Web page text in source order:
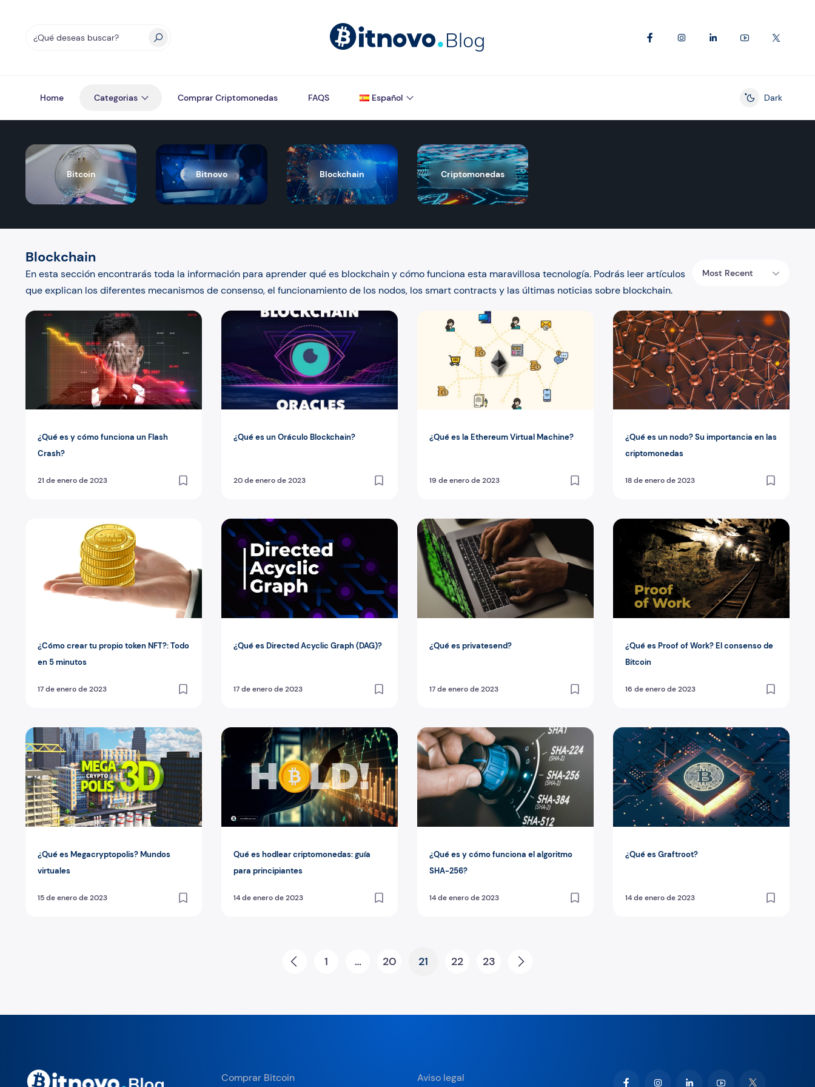
Home Categorias Comprar Criptomonedas FAQS Español
Enable dark
Dark
Bitcoin Bitnovo Blockchain Criptomonedas
Blockchain
En esta sección encontrarás toda la información para aprender qué es blockchain y cómo funciona esta maravillosa tecnología. Podrás leer artículos
que explican los diferentes mecanismos de consenso, el funcionamiento de los nodos, los smart contracts y las últimas noticias sobre blockchain.
Most Recent
¿Qué es y cómo funciona un Flash
Crash?
21 de enero de 2023
¿Qué es y cómo funciona un Flash Crash?
¿Qué es un Oráculo Blockchain?
20 de enero de 2023
¿Qué es un Oráculo Blockchain?
¿Qué es la Ethereum Virtual Machine?
19 de enero de 2023
¿Qué es la Ethereum Virtual Machine?
¿Qué es un nodo? Su importancia en las
criptomonedas
18 de enero de 2023
¿Qué es un nodo? Su importancia en las
¿Cómo crear tu propio token NFT?: Todo
en 5 minutos
17 de enero de 2023
¿Cómo crear tu propio token NFT?: Todo en 5 minutos
¿Qué es Directed Acyclic Graph (DAG)?
17 de enero de 2023
¿Qué es Directed Acyclic Graph (DAG)?
¿Qué es privatesend?
17 de enero de 2023
¿Qué es privatesend?
¿Qué es Proof of Work? El consenso de
Bitcoin
16 de enero de 2023
¿Qué es Proof of Work? El consenso de
¿Qué es Megacryptopolis? Mundos
virtuales
15 de enero de 2023
¿Qué es Megacryptopolis? Mundos virtuales
Qué es hodlear criptomonedas: guía
para principiantes
14 de enero de 2023
Qué es hodlear criptomonedas: guía para principiantes
¿Qué es y cómo funciona el algoritmo
SHA-256?
14 de enero de 2023
¿Qué es y cómo funciona el algoritmo SHA-256?
¿Qué es Graftroot?
14 de enero de 2023
¿Qué es Graftroot?
Prev 1 … 20 21 22 23 Next
Comprar Bitcoin Aviso legal